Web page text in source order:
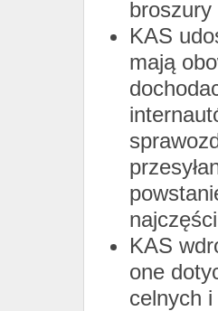
KAS
mają
KAS
one
celnych